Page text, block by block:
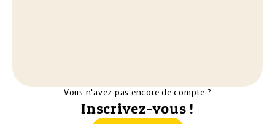
Vous n'avez pas encore de compte ?
Inscrivez-vous !